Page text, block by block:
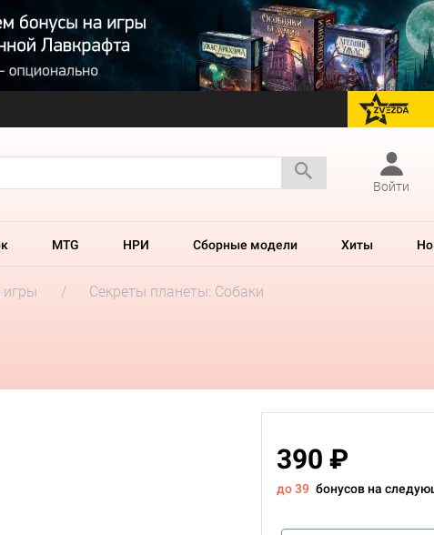
перейти на
Войти
MTG НРИ Сборные модели Хиты
Секреты планеты: Собаки
390 ₽
до 39 бонусов на